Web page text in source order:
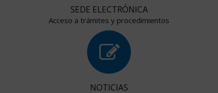
SEDE ELECTRÓNICA
Acceso a trámites y procedimientos
NOTICIAS